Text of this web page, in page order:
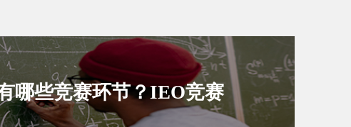
哪些竞赛环节？IEO竞赛